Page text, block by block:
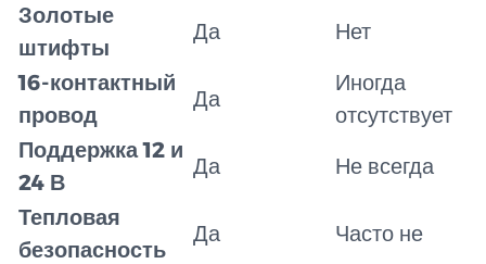
Золотые
штифты
Да
Нет
16-контактный
провод
Да
Иногда
отсутствует
Поддержка 12 и
24 В
Да
Не всегда
Тепловая
безопасность
Да
Часто не